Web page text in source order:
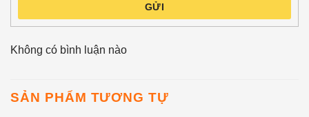
GỬI
Không có bình luận nào
SẢN PHẨM TƯƠNG TỰ